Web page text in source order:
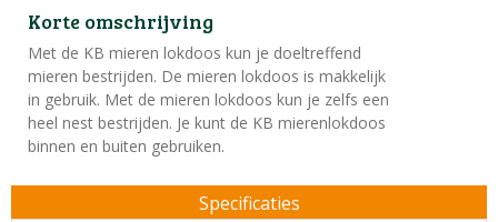
Korte omschrijving
Met de KB mieren lokdoos kun je doeltreffend
mieren bestrijden. De mieren lokdoos is makkelijk
in gebruik. Met de mieren lokdoos kun je zelfs een
heel nest bestrijden. Je kunt de KB mierenlokdoos
binnen en buiten gebruiken.
Specificaties